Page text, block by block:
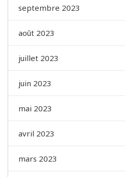
septembre 2023
août 2023
juillet 2023
juin 2023
mai 2023
avril 2023
mars 2023